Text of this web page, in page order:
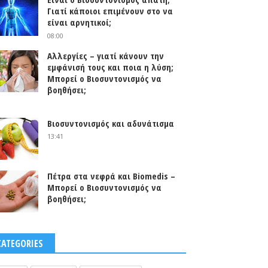
Γιατί κάποιοι επιμένουν στο να
είναι αρνητικοί;
08:00
Αλλεργίες – γιατί κάνουν την
εμφάνισή τους και ποια η λύση;
Μπορεί ο Βιοσυντονισμός να
βοηθήσει;
Βιοσυντονισμός και αδυνάτισμα
13:41
Πέτρα στα νεφρά και Biomedis –
Μπορεί ο Βιοσυντονισμός να
βοηθήσει;